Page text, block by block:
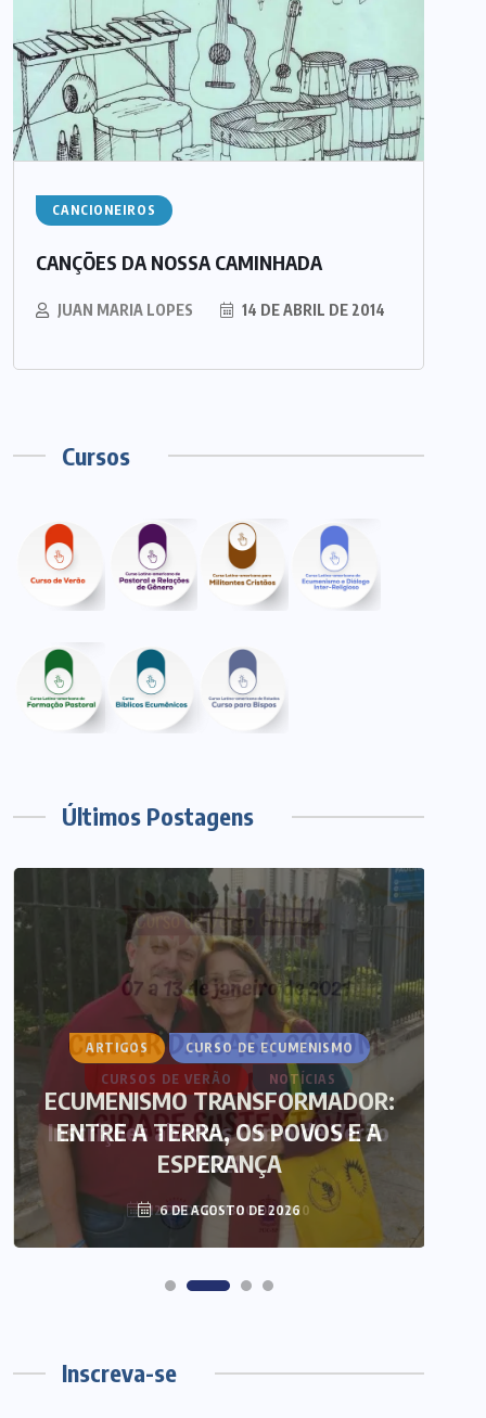
CANCIONEIROS
CANÇÕES DA NOSSA CAMINHADA
JUAN MARIA LOPES 14 DE ABRIL DE 2014
Cursos
Últimos Postagens
ARTIGOS CURSO DE ECUMENISMO
ECUMENISMO TRANSFORMADOR:
ENTRE A TERRA, OS POVOS E A
ESPERANÇA
6 DE AGOSTO DE 2026
Inscreva-se